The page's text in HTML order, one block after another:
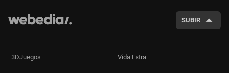
SUBIR
3DJuegos Vida Extra